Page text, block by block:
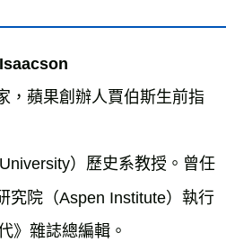
，蘋果創辦人賈伯斯生前指
）歷史系教授。曾任
究院（Aspen Institute）執行
》雜誌總編輯。